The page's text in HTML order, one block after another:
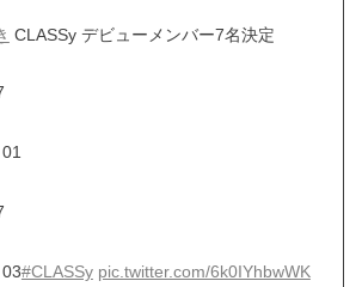
CLASSy デビューメンバー7名決定
#CLASSy pic.twitter.com/6k0IYhbwWK